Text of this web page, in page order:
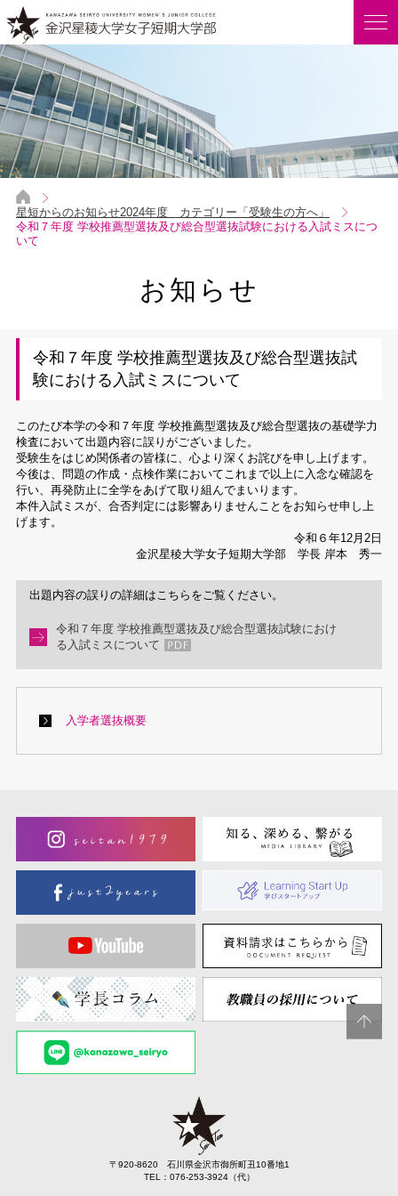
星短からのお知らせ2024年度 カテゴリー「受験生の方へ」
令和７年度 学校推薦型選抜及び総合型選抜試験における入試ミスにつ
いて
お知らせ
令和７年度 学校推薦型選抜及び総合型選抜試
験における入試ミスについて
このたび本学の令和７年度 学校推薦型選抜及び総合型選抜の基礎学力
検査において出題内容に誤りがございました。
受験生をはじめ関係者の皆様に、心より深くお詫びを申し上げます。
今後は、問題の作成・点検作業においてこれまで以上に入念な確認を
行い、再発防止に全学をあげて取り組んでまいります。
本件入試ミスが、合否判定には影響ありませんことをお知らせ申し上
げます。
令和６年12月2日
金沢星稜大学女子短期大学部 学長 岸本 秀一
出題内容の誤りの詳細はこちらをご覧ください。
令和７年度 学校推薦型選抜及び総合型選抜試験におけ
る入試ミスについて
入学者選抜概要
〒920-8620 石川県金沢市御所町丑10番地1
TEL：076-253-3924（代）